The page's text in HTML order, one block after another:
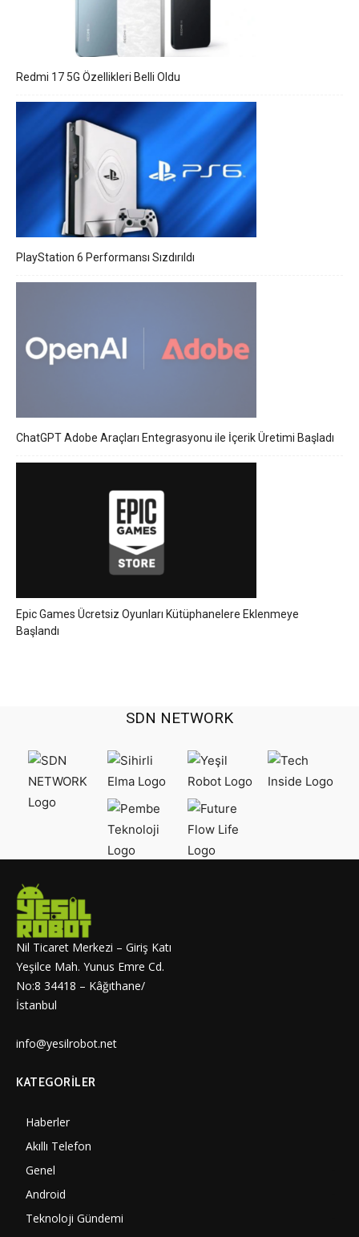
Redmi 17 5G Özellikleri Belli Oldu
PlayStation 6 Performansı Sızdırıldı
ChatGPT Adobe Araçları Entegrasyonu ile İçerik Üretimi Başladı
Epic Games Ücretsiz Oyunları Kütüphanelere Eklenmeye
Başlandı
SDN NETWORK
Nil Ticaret Merkezi – Giriş Katı
Yeşilce Mah. Yunus Emre Cd.
No:8 34418 – Kâğıthane/
İstanbul
info@yesilrobot.net
KATEGORILER
Haberler
Akıllı Telefon
Genel
Android
Teknoloji Gündemi